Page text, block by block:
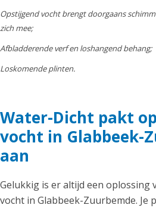
Opstijgend vocht brengt doorgaans
zich mee;
Afbladderende verf en loshangend behang;
Loskomende plinten.
Water-Dicht pakt
vocht in Glabbeek-
aan
Gelukkig is er altijd een oplossing
vocht in Glabbeek-Zuurbemde. Je